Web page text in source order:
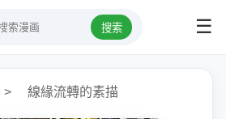
搜索 ☰
> 線緣流轉的素描